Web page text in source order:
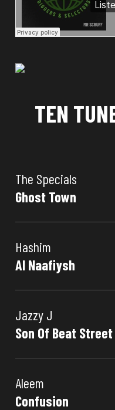
TEN
The Specials
Ghost Town
Hashim
Al Naafiysh
Jazzy J
Son Of Beat Street
Aleem
Confusion